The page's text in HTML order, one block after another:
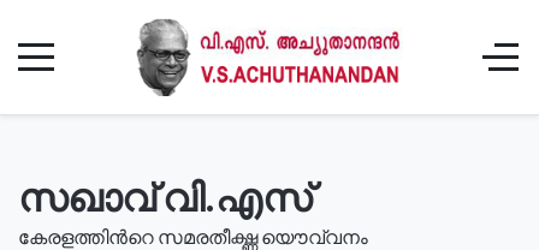
സഖാവ് വി.എസ്
കേരളത്തിൻറെ സമരതീക്ഷ്ണ യൌവ്വനം